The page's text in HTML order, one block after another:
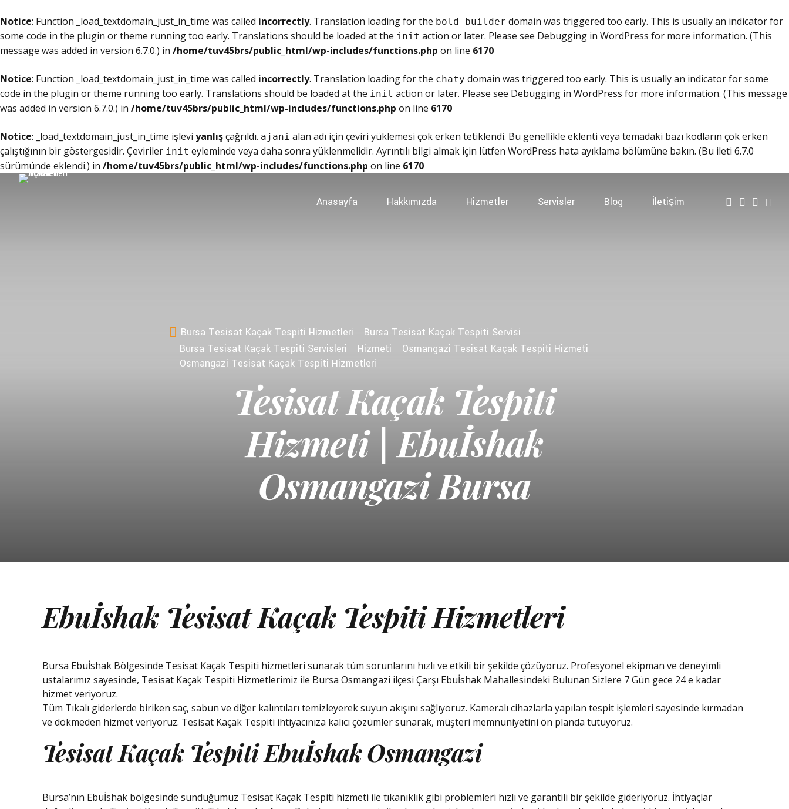
Notice: Function _load_textdomain_just_in_time was called incorrectly. Translation loading for the bold-builder domain was triggered too early. This is usually an indicator for
some code in the plugin or theme running too early. Translations should be loaded at the init action or later. Please see Debugging in WordPress for more information. (This
message was added in version 6.7.0.) in /home/tuv45brs/public_html/wp-includes/functions.php on line 6170
Notice: Function _load_textdomain_just_in_time was called incorrectly. Translation loading for the chaty domain was triggered too early. This is usually an indicator for some
code in the plugin or theme running too early. Translations should be loaded at the init action or later. Please see Debugging in WordPress for more information. (This message
was added in version 6.7.0.) in /home/tuv45brs/public_html/wp-includes/functions.php on line 6170
Notice: _load_textdomain_just_in_time işlevi yanlışçağrıldı. ajani alan adı için çeviri yüklemesi çok erken tetiklendi. Bu genellikle eklenti veya temadaki bazı kodların çok erken
çalıştığının bir göstergesidir. Çeviriler init eyleminde veya daha sonra yüklenmelidir. Ayrıntılı bilgi almak için lütfen WordPress hata ayıklama bölümüne bakın. (Bu ileti 6.7.0
sürümünde eklendi.) in /home/tuv45brs/public_html/wp-includes/functions.php on line 6170
Anasayfa Hakkımızda Hizmetler Servisler Blog İletişim
Bursa Tesisat Kaçak Tespiti Hizmetleri
Bursa Tesisat Kaçak Tespiti Servisi
Bursa Tesisat Kaçak Tespiti Servisleri
Hizmeti
Osmangazi Tesisat Kaçak Tespiti Hizmeti
Osmangazi Tesisat Kaçak Tespiti Hizmetleri
Tesisat Kaçak Tespiti
Hizmeti | Ebuİshak
Osmangazi Bursa
Ebuİshak Tesisat Kaçak Tespiti Hizmetleri
Bursa Ebuİshak Bölgesinde Tesisat Kaçak Tespiti hizmetleri sunarak tüm sorunlarını hızlı ve etkili bir şekilde çözüyoruz. Profesyonel ekipman ve deneyimli
ustalarımız sayesinde, Tesisat Kaçak Tespiti Hizmetlerimiz ile Bursa Osmangazi ilçesi Çarşı Ebuİshak Mahallesindeki Bulunan Sizlere 7 Gün gece 24 e kadar
hizmet veriyoruz.
Tüm Tıkalı giderlerde biriken saç, sabun ve diğer kalıntıları temizleyerek suyun akışını sağlıyoruz. Kameralı cihazlarla yapılan tespit işlemleri sayesinde kırmadan
ve dökmeden hizmet veriyoruz. Tesisat Kaçak Tespiti ihtiyacınıza kalıcı çözümler sunarak, müşteri memnuniyetini ön planda tutuyoruz.
Tesisat Kaçak Tespiti Ebuİshak Osmangazi
Bursa’nın Ebuİshak bölgesinde sunduğumuz Tesisat Kaçak Tespiti hizmeti ile tıkanıklık gibi problemleri hızlı ve garantili bir şekilde gideriyoruz. İhtiyaçlar